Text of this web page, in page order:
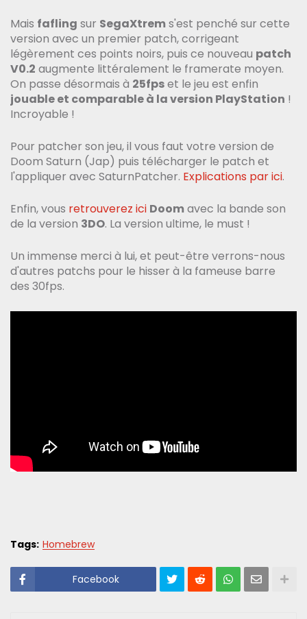
Mais fafling sur SegaXtrems'est penché sur cette
version avec un premier patch, corrigeant
légèrement ces points noirs, puis ce nouveau patch
V0.2 augmente littéralement le framerate moyen.
On passe désormais à 25fpset le jeu est enfin
jouable et comparable à la version PlayStation !
Incroyable !
Pour patcher son jeu, il vous faut votre version de
Doom Saturn (Jap) puis télécharger le patch et
l'appliquer avec SaturnPatcher. Explications par ici.
Enfin, vous retrouverez ici Doomavec la bande son
de la version 3DO. La version ultime, le must !
Un immense merci à lui, et peut-être verrons-nous
d'autres patchs pour le hisser à la fameuse barre
des 30fps.
Tags: Homebrew
Facebook